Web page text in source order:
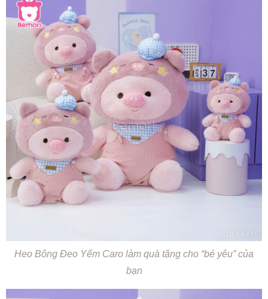
Heo Bông Đeo Yếm Caro làm quà tặng cho “bé yêu” của
bạn